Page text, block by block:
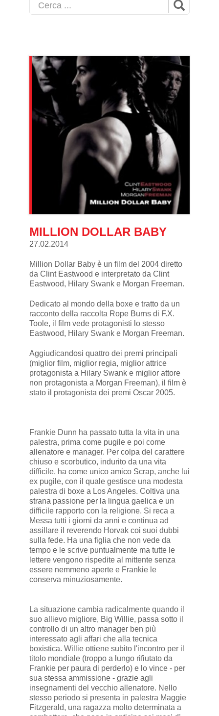
MILLION DOLLAR BABY
27.02.2014
Million Dollar Baby è un film del 2004 diretto
da Clint Eastwood e interpretato da Clint
Eastwood, Hilary Swank e Morgan Freeman.
Dedicato al mondo della boxe e tratto da un
racconto della raccolta Rope Burns di F.X.
Toole, il film vede protagonisti lo stesso
Eastwood, Hilary Swank e Morgan Freeman.
Aggiudicandosi quattro dei premi principali
(miglior film, miglior regia, miglior attrice
protagonista a Hilary Swank e miglior attore
non protagonista a Morgan Freeman), il film è
stato il protagonista dei premi Oscar 2005.
Frankie Dunn ha passato tutta la vita in una
palestra, prima come pugile e poi come
allenatore e manager. Per colpa del carattere
chiuso e scorbutico, indurito da una vita
difficile, ha come unico amico Scrap, anche lui
ex pugile, con il quale gestisce una modesta
palestra di boxe a Los Angeles. Coltiva una
strana passione per la lingua gaelica e un
difficile rapporto con la religione. Si reca a
Messa tutti i giorni da anni e continua ad
assillare il reverendo Horvak coi suoi dubbi
sulla fede. Ha una figlia che non vede da
tempo e le scrive puntualmente ma tutte le
lettere vengono rispedite al mittente senza
essere nemmeno aperte e Frankie le
conserva minuziosamente.
La situazione cambia radicalmente quando il
suo allievo migliore, Big Willie, passa sotto il
controllo di un altro manager ben più
interessato agli affari che alla tecnica
boxistica. Willie ottiene subito l'incontro per il
titolo mondiale (troppo a lungo rifiutato da
Frankie per paura di perderlo) e lo vince - per
sua stessa ammissione - grazie agli
insegnamenti del vecchio allenatore. Nello
stesso periodo si presenta in palestra Maggie
Fitzgerald, una ragazza molto determinata a